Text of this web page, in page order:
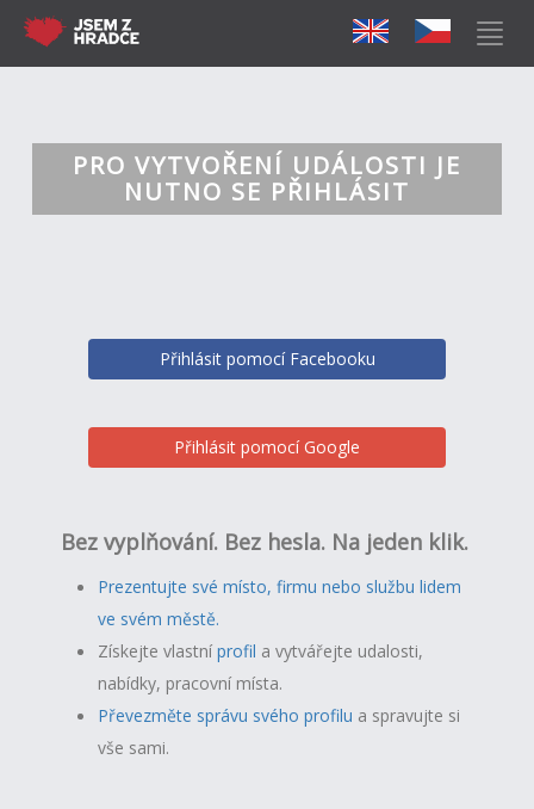
PRO VYTVOŘENÍ UDÁLOSTI JE
NUTNO SE PŘIHLÁSIT
Přihlásit pomocí Facebooku
Přihlásit pomocí Google
Bez vyplňování. Bez hesla. Na jeden klik.
Prezentujte své místo, firmu nebo službu lidem
ve svém městě.
Získejte vlastníprofil a vytvářejte udalosti,
nabídky, pracovní místa.
Převezměte správu svého profilu a spravujte si
vše sami.